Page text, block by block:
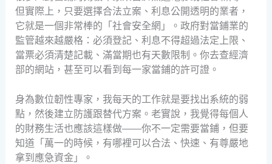
但實際上，只要選擇合法立案、利息公開透明的業者，
它就是一個非常棒的「社會安全網」。政府對當鋪業的
監管越來越嚴格：必須登記、利息不得超過法定上限、
當票必須清楚記載、滿當期也有天數限制。你去查經濟
部的網站，甚至可以看到每一家當鋪的許可證。
身為數位韌性專家，我每天的工作就是要找出系統的弱
點，然後建立防護跟替代方案。老實說，我覺得每個人
的財務生活也應該這樣做——你不一定需要當鋪，但要
知道「萬一的時候，有哪裡可以合法、快速、有尊嚴地
拿到應急資金」。